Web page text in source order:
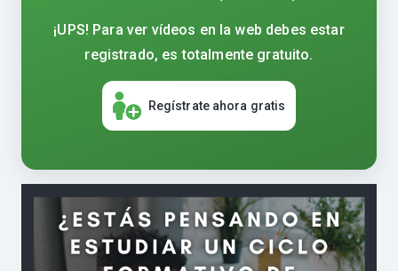
¡UPS! Para ver vídeos en la web debes estar
registrado, es totalmente gratuito.
Regístrate ahora gratis